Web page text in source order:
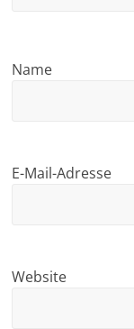
Name
E-Mail-Adresse
Website